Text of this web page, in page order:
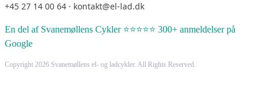
+45 27 14 00 64 · kontakt@el-lad.dk
En del af Svanemøllens Cykler ⭐⭐⭐⭐⭐ 300+ anmeldelser på
Google
Copyright 2026 Svanemøllens el- og ladcykler. All Rights Reserved.